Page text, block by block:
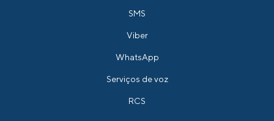
SMS
Viber
WhatsApp
Serviços de voz
RCS